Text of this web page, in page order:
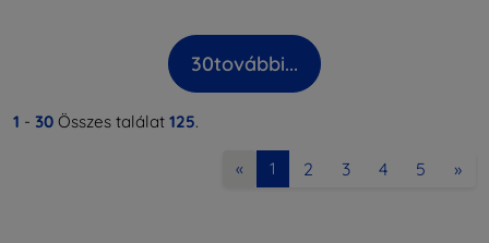
30további...
1 - 30 Összes találat 125.
« 1 2 3 4 5 »